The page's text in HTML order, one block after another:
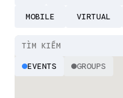
MOBILE VIRTUAL
EVENTS GROUPS